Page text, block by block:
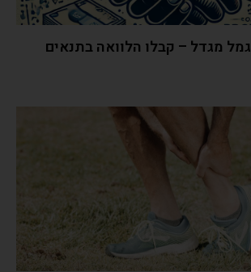
מגדל – קבלו הלוואה בתנאים